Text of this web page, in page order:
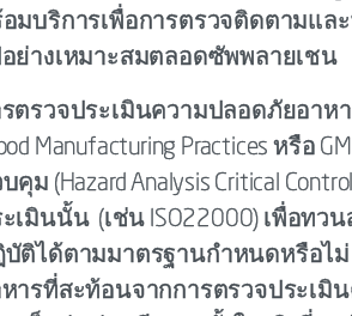
มบริการเพื่อการตรวจติดตามแ
อย่างเหมาะสมตลอดซัพพลายเชน
รตรวจประเมินความปลอดภัยอา
Manufacturing Practices หรือ
คุม (Hazard Analysis Critical
เมินนั้น (เช่น ISO22000) เพื่อท
ติได้ตามมาตรฐานกำหนดหรือไ
ารที่สะท้อนจากการตรวจประเ